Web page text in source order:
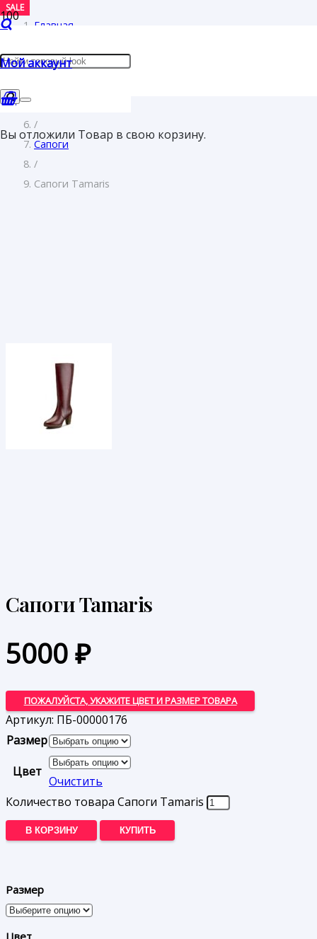
Мой аккаунт
Вы отложили Товар в свою корзину.
Главная
Женщинам
/
Сапоги
/
Сапоги Tamaris
Сапоги Tamaris
5000₽
ПОЖАЛУЙСТА, УКАЖИТЕ ЦВЕТ И РАЗМЕР ТОВАРА
Артикул: ПБ-00000176
Размер
Цвет
Очистить
Количество товара Сапоги Tamaris
В КОРЗИНУ КУПИТЬ
Размер
Цвет
SALE
SALE
SALE